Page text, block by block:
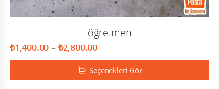
öğretmen
₺1,400.00 – ₺2,800.00
Seçenekleri Gör